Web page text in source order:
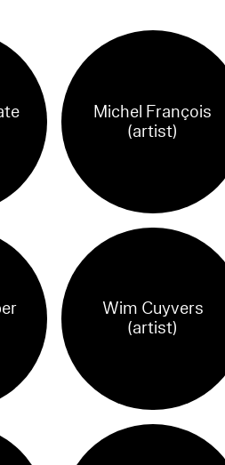
Michel François
(artist)
Wim Cuyvers
(artist)